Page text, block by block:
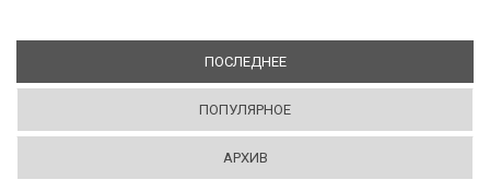
ПОСЛЕДНЕЕ(АКТИВНАЯ ВКЛАДКА)
ПОПУЛЯРНОЕ
АРХИВ